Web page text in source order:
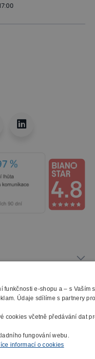
práva vyhrazena.
e-shopu a – s Vaším
Údaje sdílíme s partnery
cookies včetně předávání dat
fungování webu.
informací o cookies